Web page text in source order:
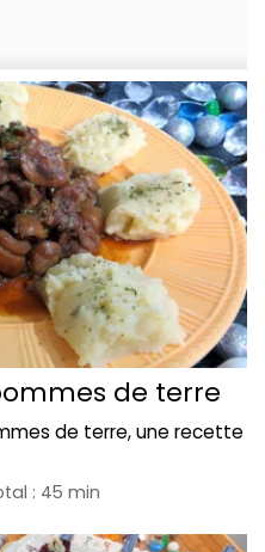
de terre
de terre, une recette
: 45 min